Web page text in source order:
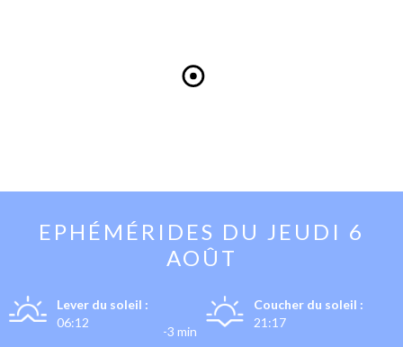
EPHÉMÉRIDES DU JEUDI 6
AOÛT
Lever du soleil :
06:12
-3 min
Coucher du soleil :
21:17